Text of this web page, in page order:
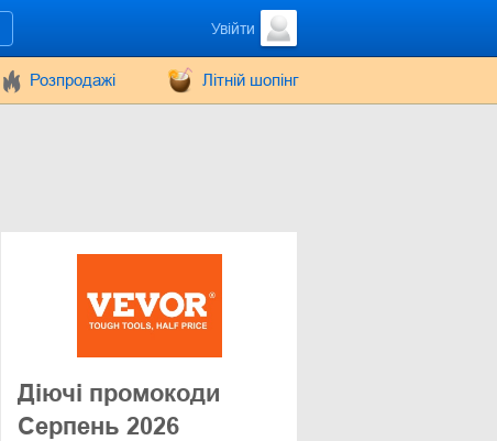
Увійти
Розпродажі Літній шопінг
Діючі промокоди
Серпень 2026